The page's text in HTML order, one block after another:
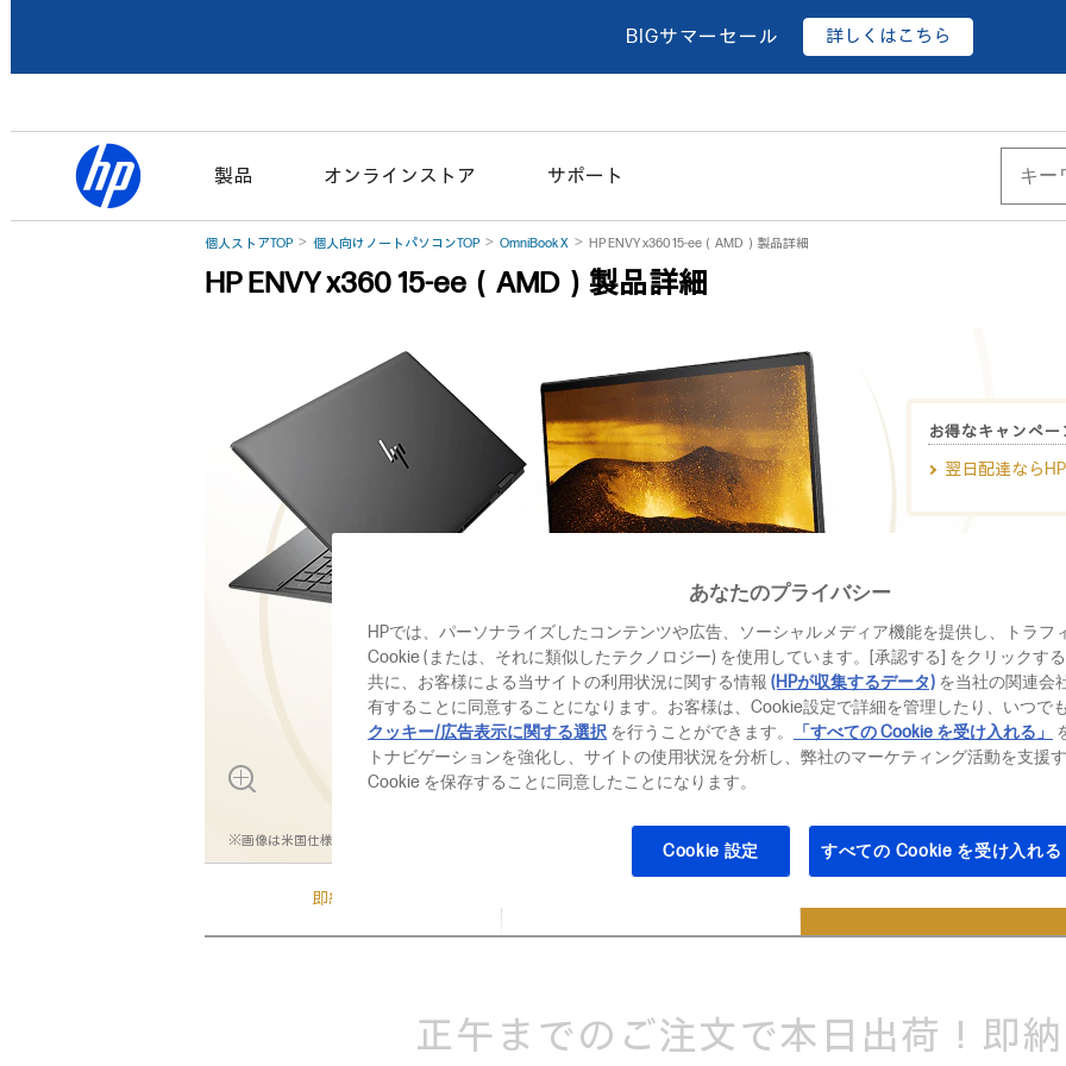
BIGサマーセール 詳しくはこちら
製品 オンラインストア サポート
個人ストアTOP 個人向けノートパソコンTOP OmniBook X HP ENVY x360 15-ee（AMD）製品詳細
HP ENVY x360 15-ee（AMD）製品詳細
お得なキャンペー
翌日配達なら
※画像は米国仕様です。実際の製品とは異なる場合があります。
即納モデル
正午までのご注文で本日出荷！即
あなたのプライバシー
HPでは、パーソナライズしたコンテンツや広告、ソーシャルメディア機能を提供し、トラフ
Cookie (または、それに類似したテクノロジー) を使用しています。[承認する] をクリックす
共に、お客様による当サイトの利用状況に関する情報 (HPが収集するデータ) を当社の関連会
有することに同意することになります。お客様は、Cookie設定で詳細を管理したり、いつで
クッキー/広告表示に関する選択 を行うことができます。 「すべての Cookie を受け入れる」
トナビゲーションを強化し、サイトの使用状況を分析し、弊社のマーケティング活動を支援
Cookie を保存することに同意したことになります。
Cookie 設定 すべての Cookie を受け入れる